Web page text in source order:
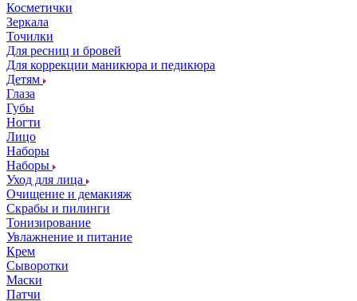
Косметички
Зеркала
Точилки
Для ресниц и бровей
Для коррекции маникюра и педикюра
Детям
Глаза
Губы
Ногти
Лицо
Наборы
Наборы
Уход для лица
Очищение и демакияж
Скрабы и пилинги
Тонизирование
Увлажнение и питание
Крем
Сыворотки
Маски
Патчи